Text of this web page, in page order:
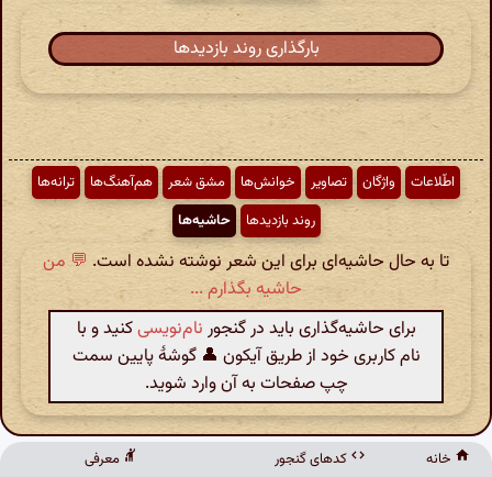
بارگذاری روند بازدیدها
اطّلاعات واژگان تصاویر خوانش‌ها مشق شعر هم‌آهنگ‌ها
ترانه‌ها
روند بازدیدها
حاشیه‌ها
تا به حال حاشیه‌ای برای این شعر نوشته نشده است. 💬 من
حاشیه بگذارم ...
برای حاشیه‌گذاری باید در گنجور نام‌نویسیکنید و با
نام کاربری خود از طریق آیکون 👤 گوشهٔ پایین سمت
چپ صفحات به آن وارد شوید.
خانه
کدهای گنجور
معرفی